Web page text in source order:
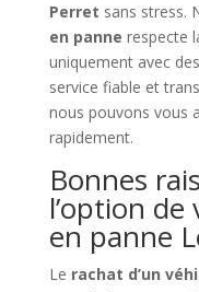
Perret sans stress.
en panne respecte
uniquement avec
service fiable et
nous pouvons vous
rapidement.
Bonnes
l’option
en panne
Le rachat d’un